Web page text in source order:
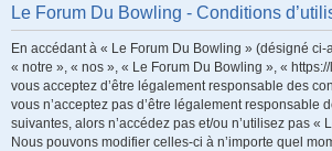
Le Forum Du Bowling - Conditions
En accédant à « Le Forum Du Bowling » (désigné ci-
« notre », « nos », « Le Forum Du Bowling », «
vous acceptez d’être légalement responsable des
vous n’acceptez pas d’être légalement responsable
suivantes, alors n’accédez pas et/ou n’utilisez pas «
Nous pouvons modifier celles-ci à n’importe quel